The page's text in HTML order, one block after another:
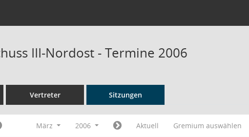
III-Nordost - Termine 2006
Vertreter Sitzungen
März 2006 Aktuell Gremium auswählen